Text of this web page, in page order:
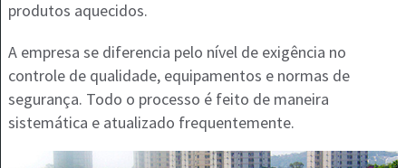
produtos aquecidos.
A empresa se diferencia pelo nível de exigência no
controle de qualidade, equipamentos e normas de
segurança. Todo o processo é feito de maneira
sistemática e atualizado frequentemente.